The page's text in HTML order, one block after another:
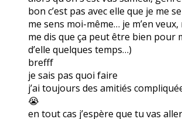
bon c’est pas avec elle que je me
me sens moi-même… je m’en
me dis que ça peut être bien pour
d’elle quelques temps…)
brefff
je sais pas quoi faire
j’ai toujours des amitiés
😭
en tout cas j’espère que tu vas